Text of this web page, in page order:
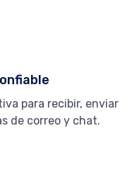
para recibir, enviar
de correo y chat.